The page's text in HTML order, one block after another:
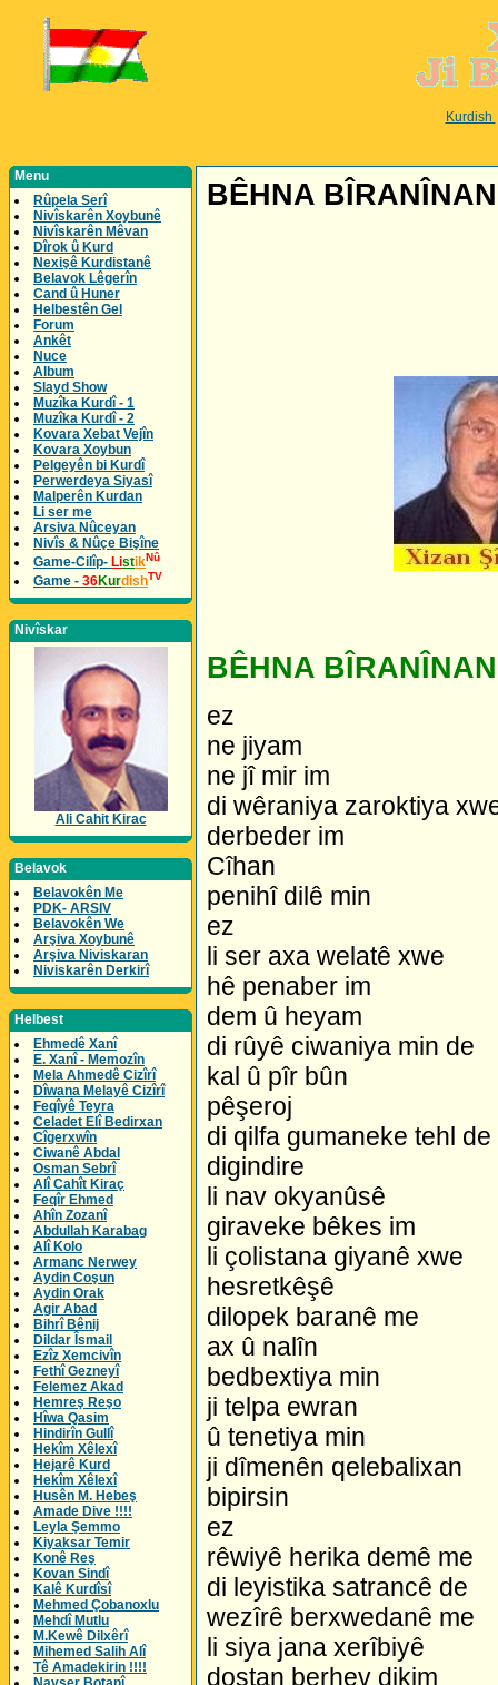
Kurdish
Menu
Rûpela Serî
Nivîskarên Xoybunê
Nivîskarên Mêvan
Dîrok û Kurd
Nexişê Kurdistanê
Belavok Lêgerîn
Cand û Huner
Helbestên Gel
Forum
Ankêt
Nuce
Album
Slayd Show
Muzîka Kurdî - 1
Muzîka Kurdî - 2
Kovara Xebat Vejîn
Kovara Xoybun
Pelgeyên bi Kurdî
Perwerdeya Siyasî
Malperên Kurdan
Li ser me
Arsiva Nûceyan
Nivîs & Nûçe Bişîne
Game-Cilîp- ListikNû
Game - 36KurdishTV
Nivîskar
Ali Cahit Kirac
Belavok
Belavokên Me
PDK- ARSIV
Belavokên We
Arşiva Xoybunê
Arşiva Niviskaran
Niviskarên Derkirî
Helbest
Ehmedê Xanî
E. Xanî - Memozîn
Mela Ahmedê Cizîrî
Dîwana Melayê Cizîrî
Feqîyê Teyra
Celadet Elî Bedirxan
Cîgerxwîn
Ciwanê Abdal
Osman Sebrî
Alî Cahît Kiraç
Feqîr Ehmed
Ahîn Zozanî
Abdullah Karabag
Alî Kolo
Armanc Nerwey
Aydin Coşun
Aydin Orak
Agir Abad
Bihrî Bênij
Dildar Îsmail
Ezîz Xemcivîn
Fethî Gezneyî
Felemez Akad
Hemreş Reşo
Hîwa Qasim
Hindirîn Gullî
Hekîm Xêlexî
Hejarê Kurd
Hekîm Xêlexî
Husên M. Hebeş
Amade Dive !!!!
Leyla Şemmo
Kiyaksar Temir
Konê Reş
Kovan Sindî
Kalê Kurdîsî
Mehmed Çobanoxlu
Mehdî Mutlu
M.Kewê Dilxêrî
Mihemed Salih Alî
Tê Amadekirin !!!!
BÊHNA BÎRANÎNAN
BÊHNA BÎRANÎNAN
ez
ne jiyam
ne jî mir im
di wêraniya zaroktiya
derbeder im
Cîhan
penihî dilê min
ez
li ser axa welatê xwe
hê penaber im
dem û heyam
di rûyê ciwaniya min de
kal û pîr bûn
pêşeroj
di qilfa gumaneke tehl de
digindire
li nav okyanûsê
giraveke bêkes im
li çolistana giyanê xwe
hesretkêşê
dilopek baranê me
ax û nalîn
bedbextiya min
ji telpa ewran
û tenetiya min
ji dîmenên qelebalixan
bipirsin
ez
rêwiyê herika demê me
di leyistika satrancê de
wezîrê berxwedanê me
li siya jana xerîbiyê
dostan berhev dikim